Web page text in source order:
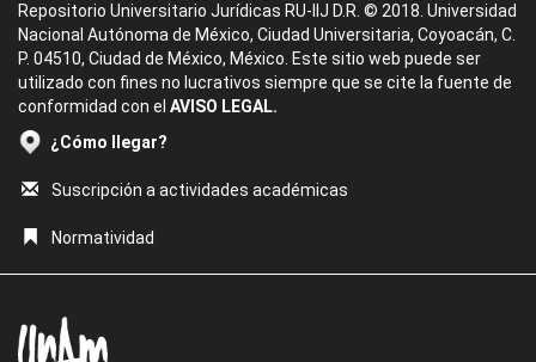
Repositorio Universitario Jurídicas RU-IIJ D.R. © 2018. Universidad
Nacional Autónoma de México, Ciudad Universitaria, Coyoacán, C.
P. 04510, Ciudad de México, México. Este sitio web puede ser
utilizado con fines no lucrativos siempre que se cite la fuente de
conformidad con el AVISO LEGAL.
¿Cómo llegar?
Suscripción a actividades académicas
Normatividad